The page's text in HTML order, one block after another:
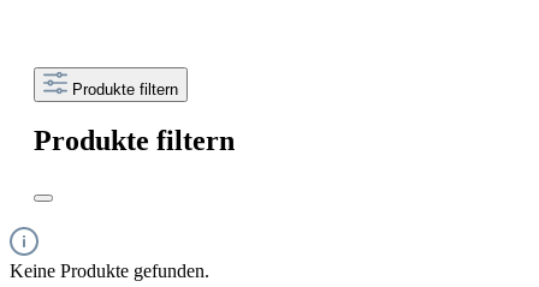
Produkte filtern
Produkte filtern
Keine Produkte gefunden.